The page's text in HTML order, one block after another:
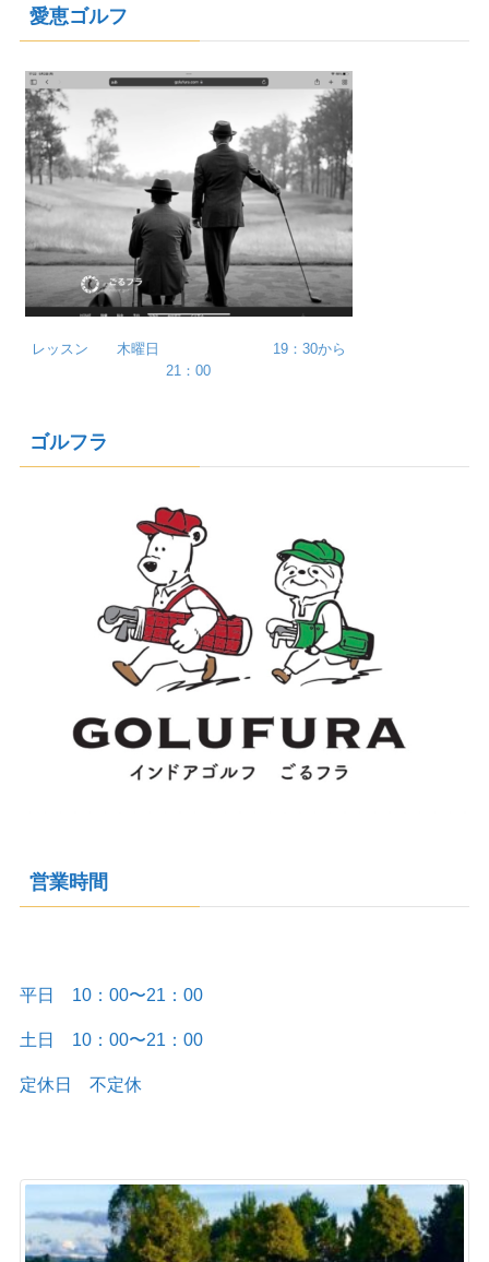
愛恵ゴルフ
レッスン 木曜日 19：30から
21：00
ゴルフラ
営業時間
平日 10：00〜21：00
土日 10：00〜21：00
定休日 不定休